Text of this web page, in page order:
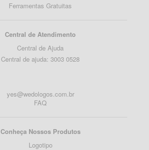
Ferramentas Gratuitas
Central de Atendimento
Central de Ajuda
Central de ajuda: 3003 0528
yes@wedologos.com.br
FAQ
Conheça Nossos Produtos
Logotipo